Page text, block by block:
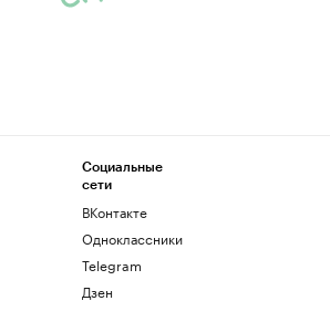
Социальные
сети
ВКонтакте
Одноклассники
Telegram
Дзен